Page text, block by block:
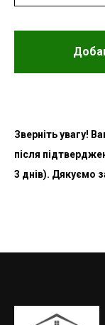
Зверніть увагу!
після
3 днів). Дякуємо